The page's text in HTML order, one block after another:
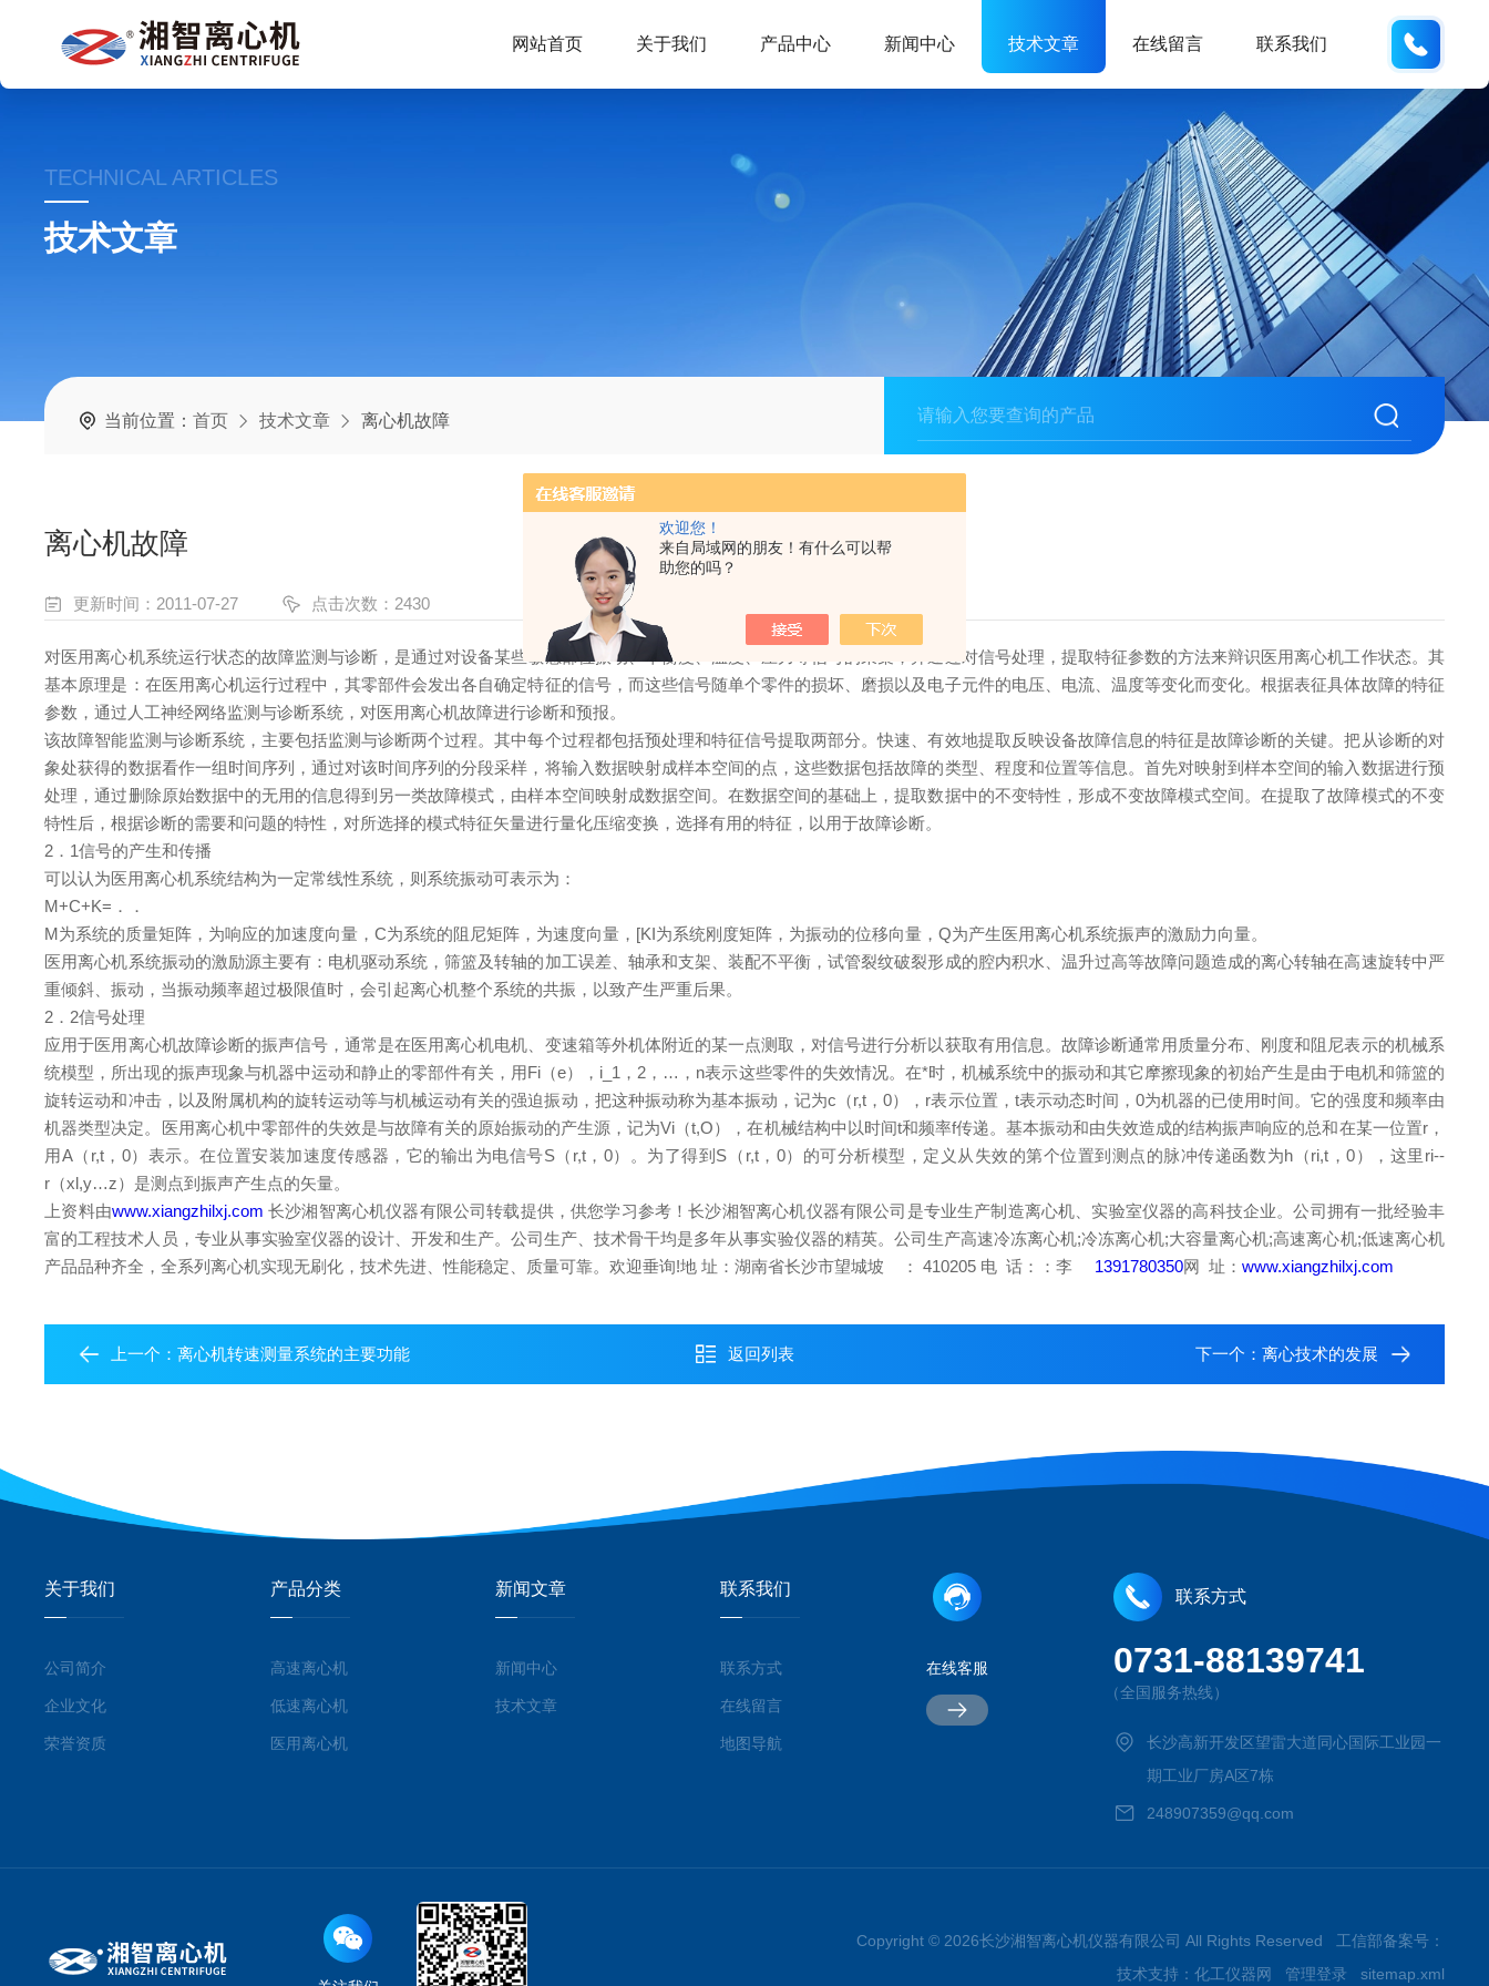
欢迎您！
来自局域网的朋友！有什么可以帮
助您的吗？
网站首页 关于我们 产品中心 新闻中心 技术文章 在线留言 联系我们
TECHNICAL ARTICLES
技术文章
当前位置：首页 技术文章 离心机故障
离心机故障
更新时间：2011-07-27 点击次数：2430
对医用离心机系统运行状态的故障监测与诊断，是通过对设备某些敏感部位振动、平衡度、温度、压力等信号的采集，并通过对信号处理，提取特征参数的方法来辩识医用离心机工作状态。其
基本原理是：在医用离心机运行过程中，其零部件会发出各自确定特征的信号，而这些信号随单个零件的损坏、磨损以及电子元件的电压、电流、温度等变化而变化。根据表征具体故障的特征
参数，通过人工神经网络监测与诊断系统，对医用离心机故障进行诊断和预报。
该故障智能监测与诊断系统，主要包括监测与诊断两个过程。其中每个过程都包括预处理和特征信号提取两部分。快速、有效地提取反映设备故障信息的特征是故障诊断的关键。把从诊断的对
象处获得的数据看作一组时间序列，通过对该时间序列的分段采样，将输入数据映射成样本空间的点，这些数据包括故障的类型、程度和位置等信息。首先对映射到样本空间的输入数据进行预
处理，通过删除原始数据中的无用的信息得到另一类故障模式，由样本空间映射成数据空间。在数据空间的基础上，提取数据中的不变特性，形成不变故障模式空间。在提取了故障模式的不变
特性后，根据诊断的需要和问题的特性，对所选择的模式特征矢量进行量化压缩变换，选择有用的特征，以用于故障诊断。
2．1信号的产生和传播
可以认为医用离心机系统结构为一定常线性系统，则系统振动可表示为：
M+C+K=．．
M为系统的质量矩阵，为响应的加速度向量，C为系统的阻尼矩阵，为速度向量，[KI为系统刚度矩阵，为振动的位移向量，Q为产生医用离心机系统振声的激励力向量。
医用离心机系统振动的激励源主要有：电机驱动系统，筛篮及转轴的加工误差、轴承和支架、装配不平衡，试管裂纹破裂形成的腔内积水、温升过高等故障问题造成的离心转轴在高速旋转中严
重倾斜、振动，当振动频率超过极限值时，会引起离心机整个系统的共振，以致产生严重后果。
2．2信号处理
应用于医用离心机故障诊断的振声信号，通常是在医用离心机电机、变速箱等外机体附近的某一点测取，对信号进行分析以获取有用信息。故障诊断通常用质量分布、刚度和阻尼表示的机械系
统模型，所出现的振声现象与机器中运动和静止的零部件有关，用Fi（e），i_1，2，…，n表示这些零件的失效情况。在*时，机械系统中的振动和其它摩擦现象的初始产生是由于电机和筛篮的
旋转运动和冲击，以及附属机构的旋转运动等与机械运动有关的强迫振动，把这种振动称为基本振动，记为c（r,t，0），r表示位置，t表示动态时间，0为机器的已使用时间。它的强度和频率由
机器类型决定。医用离心机中零部件的失效是与故障有关的原始振动的产生源，记为Vi（t,O），在机械结构中以时间t和频率f传递。基本振动和由失效造成的结构振声响应的总和在某一位置r，
用A（r,t，0）表示。在位置安装加速度传感器，它的输出为电信号S（r,t，0）。为了得到S（r,t，0）的可分析模型，定义从失效的第个位置到测点的脉冲传递函数为h（ri,t，0），这里ri--
r（xl,y…z）是测点到振声产生点的矢量。
上资料由www.xiangzhilxj.com 长沙湘智离心机仪器有限公司转载提供，供您学习参考！长沙湘智离心机仪器有限公司是专业生产制造离心机、实验室仪器的高科技企业。公司拥有一批经验丰
富的工程技术人员，专业从事实验室仪器的设计、开发和生产。公司生产、技术骨干均是多年从事实验仪器的精英。公司生产高速冷冻离心机;冷冻离心机;大容量离心机;高速离心机;低速离心机
产品品种齐全，全系列离心机实现无刷化，技术先进、性能稳定、质量可靠。欢迎垂询!地 址：湖南省长沙市望城坡 ： 410205 电 话：：李 1391780350网 址：www.xiangzhilxj.com
上一个：离心机转速测量系统的主要功能 返回列表 下一个： 离心技术的发展
关于我们
公司简介
企业文化
荣誉资质
产品分类
高速离心机
低速离心机
医用离心机
新闻文章
新闻中心
技术文章
联系我们
联系方式
在线留言
地图导航
在线客服
联系方式
0731-88139741
（全国服务热线）
长沙高新开发区望雷大道同心国际工业园一
期工业厂房A区7栋
248907359@qq.com
Copyright © 2026长沙湘智离心机仪器有限公司 All Rights Reserved 工信部备案号：
技术支持： 化工仪器网 管理登录 sitemap.xml